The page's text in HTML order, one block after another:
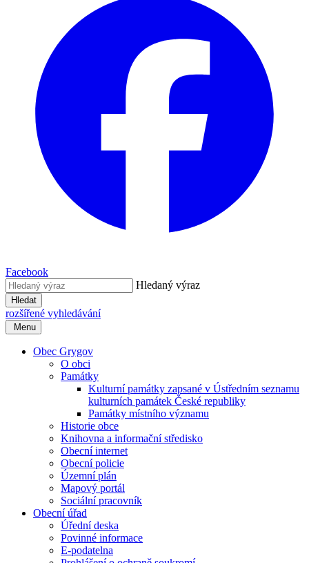
Facebook
Hledaný výraz
Hledat
rozšířené vyhledávání
Menu
Obec Grygov
O obci
Památky
Kulturní památky zapsané v Ústředním seznamu
kulturních památek České republiky
Památky místního významu
Historie obce
Knihovna a informační středisko
Obecní internet
Obecní policie
Územní plán
Mapový portál
Sociální pracovník
Obecní úřad
Úřední deska
Povinné informace
E-podatelna